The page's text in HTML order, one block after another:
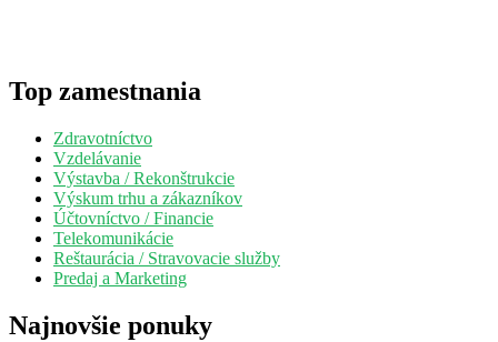
Top zamestnania
Zdravotníctvo
Vzdelávanie
Výstavba / Rekonštrukcie
Výskum trhu a zákazníkov
Účtovníctvo / Financie
Telekomunikácie
Reštaurácia / Stravovacie služby
Predaj a Marketing
Najnovšie ponuky